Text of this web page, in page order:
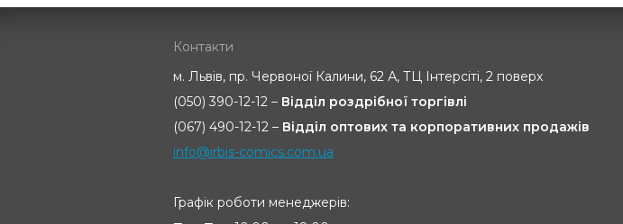
Контакти
м. Львів, пр. Червоної Калини, 62 А, ТЦ Інтерсіті, 2 поверх
(050) 390-12-12 – Відділ роздрібної торгівлі
(067) 490-12-12 – Відділ оптових та корпоративних продажів
info@irbis-comics.com.ua
Графік роботи менеджерів: